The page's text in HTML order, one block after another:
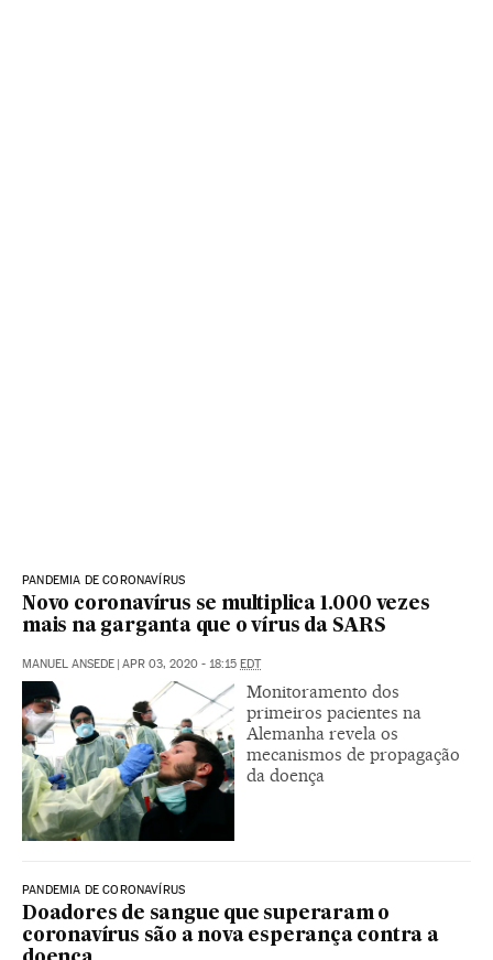
PANDEMIA DE CORONAVÍRUS
Novo coronavírus se multiplica 1.000 vezes
mais na garganta que o vírus da SARS
MANUEL ANSEDE APR 03, 2020 - 18:15 EDT
Monitoramento dos
primeiros pacientes na
Alemanha revela os
mecanismos de propagação
da doença
PANDEMIA DE CORONAVÍRUS
Doadores de sangue que superaram o
coronavírus são a nova esperança contra a